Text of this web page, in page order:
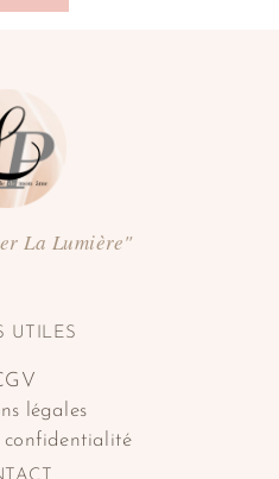
La Lumière"
UTILES
légales
confidentialité